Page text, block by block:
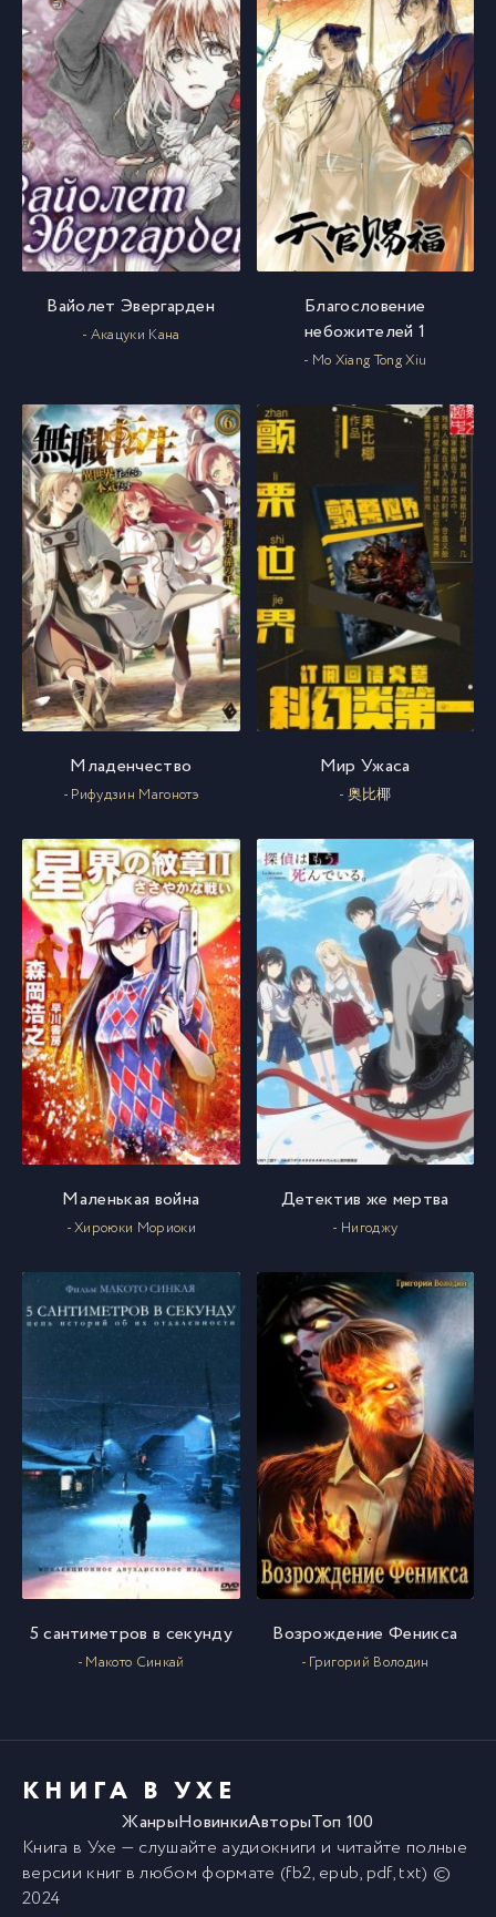
Вайолет Эвергарден
- Акацуки Кана
Благословение
небожителей 1
- Mo Xiang Tong Xiu
Младенчество
- Рифудзин Магонотэ
Мир Ужаса
- 奥比椰
Маленькая война
- Хироюки Мориоки
Детектив же мертва
- Нигоджу
5 сантиметров в секунду
- Макото Синкай
Возрождение Феникса
- Григорий Володин
КНИГА В УХЕ
ЖанрыНовинкиАвторыТоп 100
Книга в Ухе — слушайте аудиокниги и читайте полные
версии книгв любом формате (fb2, epub, pdf, txt) ©
2024